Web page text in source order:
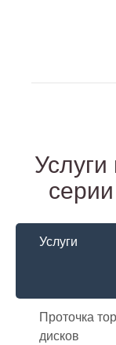
Услуги
Проточка
дисков